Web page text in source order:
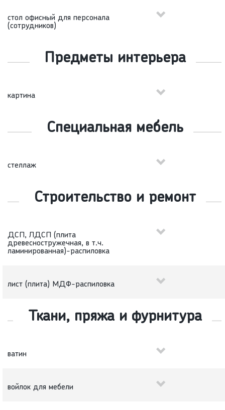
стол офисный для персонала
(сотрудников)
Предметы интерьера
картина
Специальная мебель
стеллаж
Строительство и ремонт
ДСП, ЛДСП (плита
древесностружечная, в т.ч.
ламинированная)-распиловка
лист (плита) МДФ-распиловка
Ткани, пряжа и фурнитура
ватин
войлок для мебели